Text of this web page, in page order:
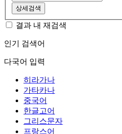
상세검색
결과 내 재검색
인기 검색어
다국어 입력
히라가나
가타카나
중국어
한글고어
그리스문자
프랑스어